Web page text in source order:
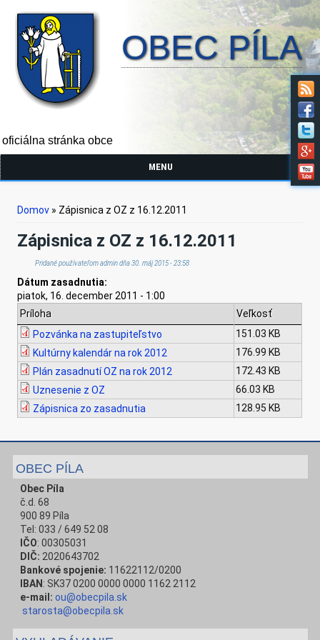
OBEC PÍLA
oficiálna stránka obce
MENU
Nachádzate sa tu
Domov » Zápisnica z OZ z 16.12.2011
Zápisnica z OZ z 16.12.2011
Pridané používateľomadmindňa 30. máj 2015 - 23:58
Dátum zasadnutia:
piatok, 16. december 2011 - 1:00
Príloha
Veľkosť
Pozvánka na zastupiteľstvo
151.03 KB
Kultúrny kalendár na rok 2012
176.99 KB
Plán zasadnutí OZ na rok 2012
172.43 KB
Uznesenie z OZ
66.03 KB
Zápisnica zo zasadnutia
128.95 KB
OBEC PÍLA
Obec Píla
č.d. 68
900 89 Píla
Tel: 033 / 649 52 08
IČO: 00305031
DIČ: 2020643702
Bankové spojenie: 11622112/0200
IBAN : SK37 0200 0000 0000 1162 2112
e-mail: ou@obecpila.sk
starosta@obecpila.sk